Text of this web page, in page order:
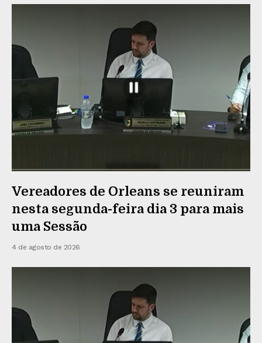
Vereadores de Orleans se reuniram
nesta segunda-feira dia 3 para mais
uma Sessão
4 de agosto de 2026